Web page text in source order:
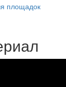
площадок